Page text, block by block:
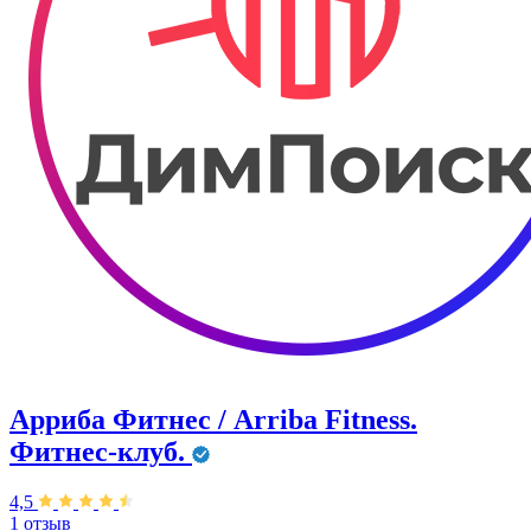
Арриба Фитнес / Arriba Fitness.
Фитнес-клуб.
4,5
1 отзыв